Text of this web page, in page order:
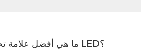
ما هي أفضل علامة تجارية تصنع مصابيح LED؟